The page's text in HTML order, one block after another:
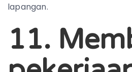
lapangan.
11.